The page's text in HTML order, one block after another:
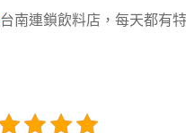
台南連鎖飲料店，每天都有